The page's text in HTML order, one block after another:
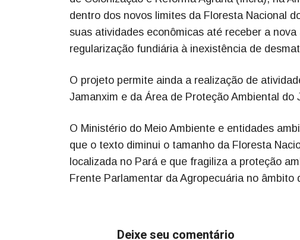
dentro dos novos limites da Floresta Nacional
suas atividades econômicas até receber a
regularização fundiária à inexistência de
O projeto permite ainda a realização de
Jamanxim e da Área de Proteção Ambiental
O Ministério do Meio Ambiente e entidades
que o texto diminui o tamanho da Floresta
localizada no Pará e que fragiliza a proteção
Frente Parlamentar da Agropecuária no âmbito
Deixe seu comentário